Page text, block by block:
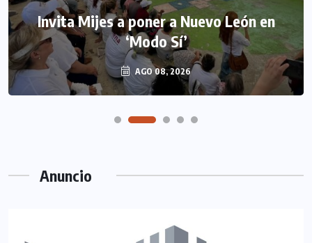
Invita Mijes a poner a Nuevo León en
‘Modo Sí’
AGO 08, 2026
Anuncio